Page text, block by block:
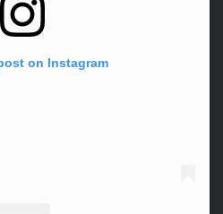
on Instagram